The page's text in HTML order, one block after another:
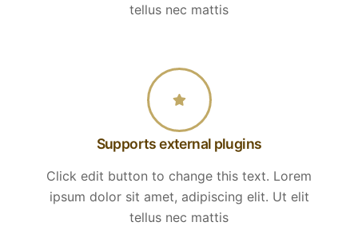
tellus nec mattis
Supports external plugins
Click edit button to change this text. Lorem
ipsum dolor sit amet, adipiscing elit. Ut elit
tellus nec mattis